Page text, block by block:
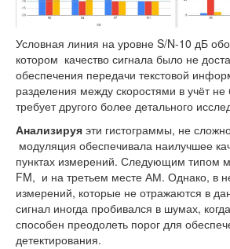
Условная линия на уровне S/N-10 дБ
котором качество сигнала было не
обеспечения передачи текстовой
разделения между скоростями в учёт не
требует другого более детального
Анализируя эти гистограммы, не
модуляция обеспечивала наилучшее
пунктах измерений. Следующим типом
FM, и на третьем месте АМ. Однако, в
измерений, которые не отражаются в
сигнал иногда пробивался в шумах,
способен преодолеть порог для
детектирования.